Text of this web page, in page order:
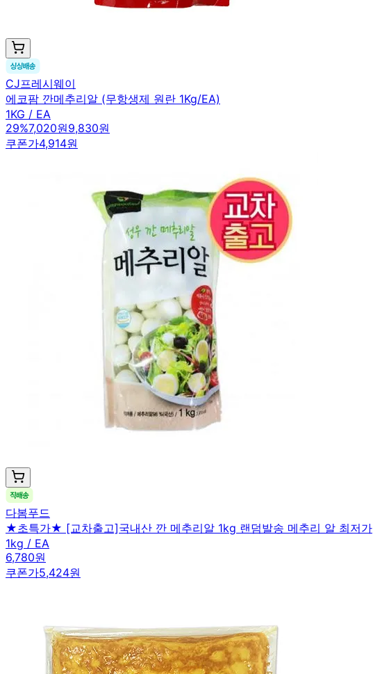
CJ프레시웨이
에코팜 깐메추리알 (무항생제 원란 1Kg/EA)
1KG / EA
29%7,020원9,830원
쿠폰가4,914원
다봄푸드
★초특가★ [교차출고]국내산 깐 메추리알 1kg 랜덤발송 메추리 알 최저가
1kg / EA
6,780원
쿠폰가5,424원